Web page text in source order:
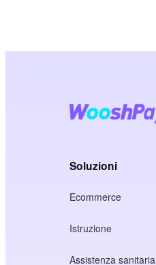
Soluzioni
Ecommerce
Istruzione
Assistenza sanitaria